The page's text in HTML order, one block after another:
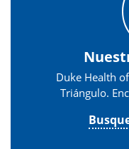
Duke Health
Triángulo.